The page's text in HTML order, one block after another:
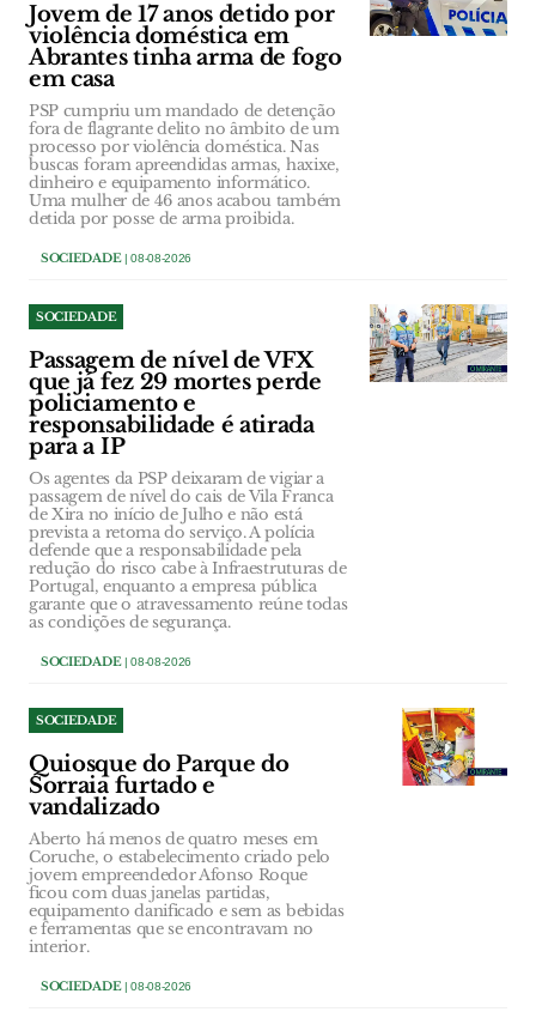
Jovem de 17 anos detido por
violência doméstica em
Abrantes tinha arma de fogo
em casa
PSP cumpriu um mandado de detenção
fora de flagrante delito no âmbito de um
processo por violência doméstica. Nas
buscas foram apreendidas armas, haxixe,
dinheiro e equipamento informático.
Uma mulher de 46 anos acabou também
detida por posse de arma proibida.
SOCIEDADE| 08-08-2026
SOCIEDADE
Passagem de nível de VFX
que já fez 29 mortes perde
policiamento e
responsabilidade é atirada
para a IP
Os agentes da PSP deixaram de vigiar a
passagem de nível do cais de Vila Franca
de Xira no início de Julho e não está
prevista a retoma do serviço. A polícia
defende que a responsabilidade pela
redução do risco cabe à Infraestruturas de
Portugal, enquanto a empresa pública
garante que o atravessamento reúne todas
as condições de segurança.
SOCIEDADE| 08-08-2026
SOCIEDADE
Quiosque do Parque do
Sorraia furtado e
vandalizado
Aberto há menos de quatro meses em
Coruche, o estabelecimento criado pelo
jovem empreendedor Afonso Roque
ficou com duas janelas partidas,
equipamento danificado e sem as bebidas
e ferramentas que se encontravam no
interior.
SOCIEDADE| 08-08-2026